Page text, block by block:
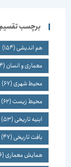
برچسب
هم اندیشی(154)
معماری و انسان(84)
محیط شهری(67)
محیط زیست(62)
ابنیه تاریخی(53)
بافت تاریخی(47)
همایش معماری(46)